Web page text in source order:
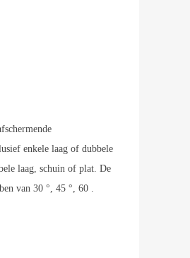
enkele laag of dubbele
laag, schuin of plat. De
van 30 °, 45 °, 60 .